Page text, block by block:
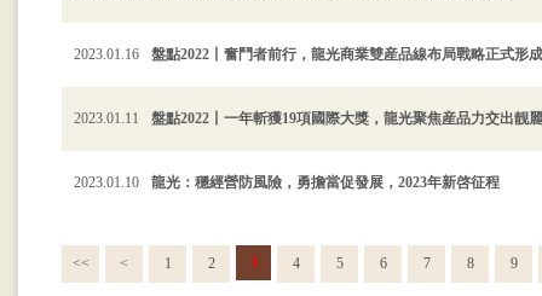
2023.01.16 盤點2022丨奮鬥者前行，龍光商業雙産品線布局戰略正式形成
2023.01.11 盤點2022丨一年斬獲19項國際大獎，龍光聚焦産品力交出靓
2023.01.10 龍光：穩經營防風險，勇擔當促發展，2023年新啓征程
<< < 1 2 3 4 5 6 7 8 9